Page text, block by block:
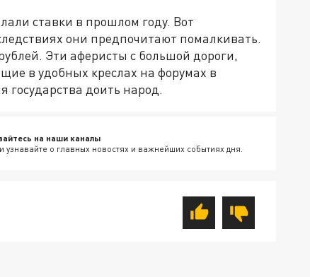
ставки в прошлом году. Вот
они предпочитают помалкивать.
Эти аферисты с большой дороги,
в удобных креслах на форумах в
государства доить народ.
на наши каналы
узнавайте о главных новостях и важнейших событиях дня.